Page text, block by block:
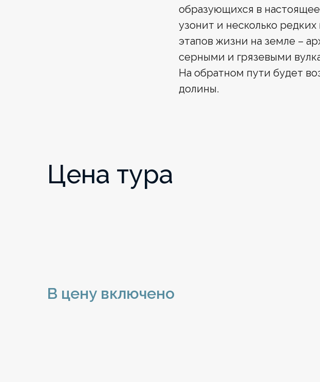
образующихся в
узонит и несколько
этапов жизни на земле –
серными и грязевыми
На обратном пути будет
долины.
Цена тура
В цену включено